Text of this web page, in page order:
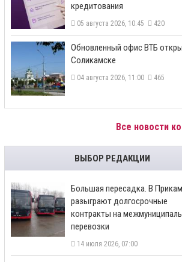
кредитования
05 августа 2026, 10:45 420
​Обновленный офис ВТБ
Соликамске
04 августа 2026, 11:00 465
Все новости
ВЫБОР РЕДАКЦИИ
Большая пересадка. В
разыграют долгосрочные
контракты на
перевозки
14 июля 2026, 07:00